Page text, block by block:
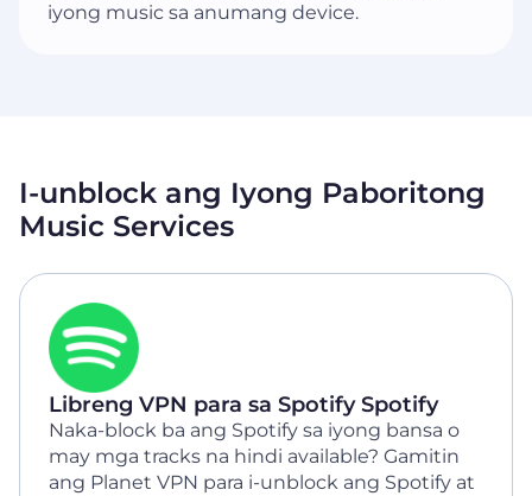
iyong music sa anumang device.
I-unblock ang Iyong Paboritong
Music Services
Libreng VPN para sa Spotify Spotify
Naka-block ba ang Spotify sa iyong bansa o
may mga tracks na hindi available? Gamitin
ang Planet VPN para i-unblock ang Spotify at